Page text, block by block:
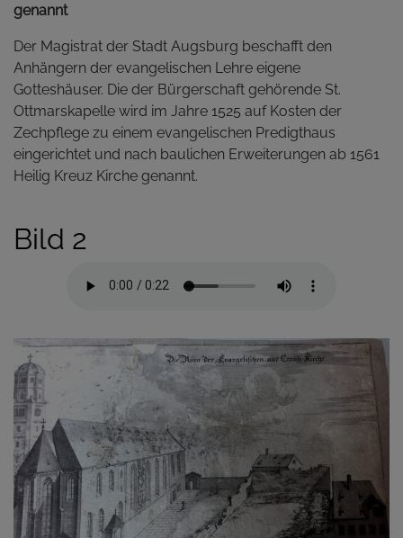
genannt
Der Magistrat der Stadt Augsburg beschafft den
Anhängern der evangelischen Lehre eigene
Gotteshäuser. Die der Bürgerschaft gehörende St.
Ottmarskapelle wird im Jahre 1525 auf Kosten der
Zechpflege zu einem evangelischen Predigthaus
eingerichtet und nach baulichen Erweiterungen ab 1561
Heilig Kreuz Kirche genannt.
Bild 2